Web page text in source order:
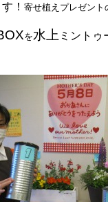
！ 寄せ植えプレゼント
を水上 ミントゥ